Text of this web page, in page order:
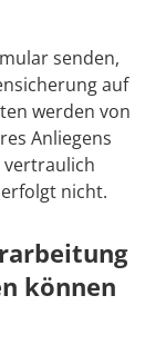
senden,
auf
werden von
Anliegens
vertraulich
nicht.
können